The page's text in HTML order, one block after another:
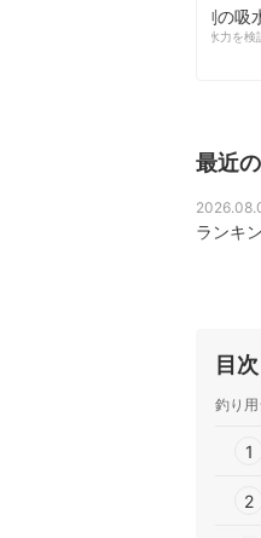
柔軟剤の吸水力を検証
最近
ランキ
目次
釣り
1
2